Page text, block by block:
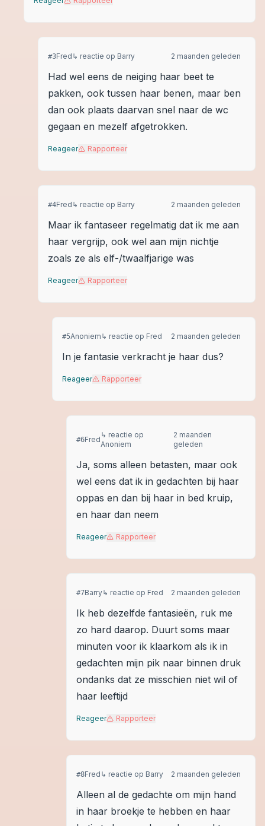
#3Fred ↳ reactie op Barry 2 maanden geleden
Had wel eens de neiging haar beet te
pakken, ook tussen haar benen, maar ben
dan ook plaats daarvan snel naar de wc
gegaan en mezelf afgetrokken.
Reageer Rapporteer
#4Fred ↳ reactie op Barry 2 maanden geleden
Maar ik fantaseer regelmatig dat ik me aan
haar vergrijp, ook wel aan mijn nichtje
zoals ze als elf-/twaalfjarige was
Reageer Rapporteer
#5Anoniem ↳ reactie op Fred 2 maanden geleden
In je fantasie verkracht je haar dus?
Reageer Rapporteer
#6Fred
↳ reactie op
Anoniem
2 maanden
geleden
Ja, soms alleen betasten, maar ook
wel eens dat ik in gedachten bij haar
oppas en dan bij haar in bed kruip,
en haar dan neem
Reageer Rapporteer
#7Barry↳ reactie op Fred 2 maanden geleden
Ik heb dezelfde fantasieën, ruk me
zo hard daarop. Duurt soms maar
minuten voor ik klaarkom als ik in
gedachten mijn pik naar binnen druk
ondanks dat ze misschien niet wil of
haar leeftijd
Reageer Rapporteer
#8Fred ↳ reactie op Barry 2 maanden geleden
Alleen al de gedachte om mijn hand
in haar broekje te hebben en haar